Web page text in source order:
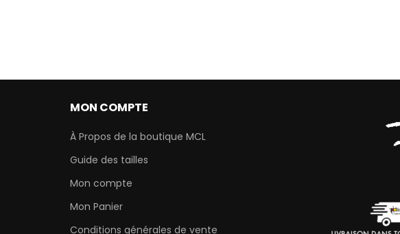
MON COMPTE
À Propos de la boutique MCL
Guide des tailles
Mon compte
Mon Panier
Conditions générales de vente